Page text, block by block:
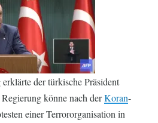
der türkische Präsident
könne nach derKoran-
einer Terrororganisation in